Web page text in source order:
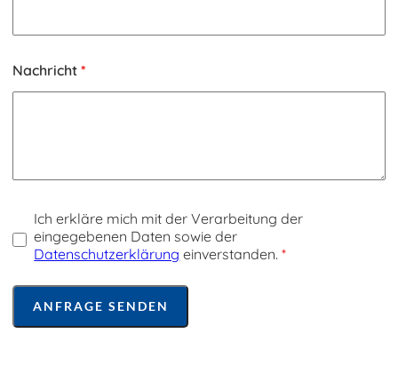
Nachricht *
Ich erkläre mich mit der Verarbeitung der
eingegebenen Daten sowie der
Datenschutzerklärung einverstanden.*